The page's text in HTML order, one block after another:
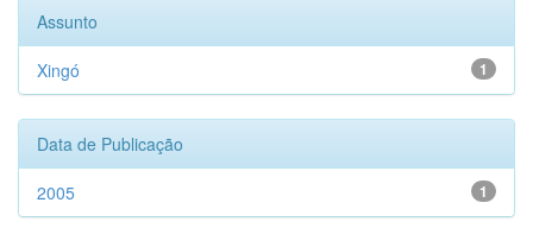
Assunto
1
Xingó
Data de Publicação
1
2005